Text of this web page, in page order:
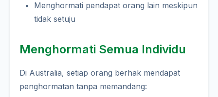
Menghormati pendapat orang lain meskipun
tidak setuju
Menghormati Semua Individu
Di Australia, setiap orang berhak mendapat
penghormatan tanpa memandang: